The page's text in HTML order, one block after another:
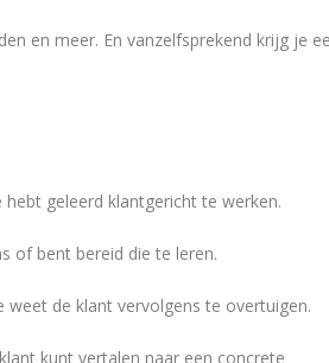
en meer. En vanzelfsprekend krijg je
geleerd klantgericht te werken.
of bent bereid die te leren.
weet de klant vervolgens te overtuigen.
kunt vertalen naar een concrete